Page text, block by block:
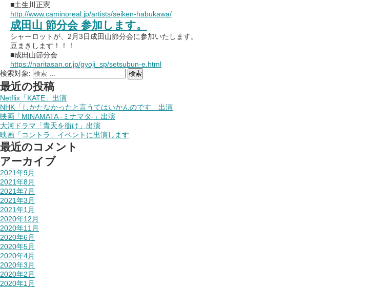
■土生川正憲
http://www.caminoreal.jp/artists/seiken-habukawa/
成田山 節分会 参加します。
シャーロットが、2月3日成田山節分会に参加いたします。
豆まきします！！！
■成田山節分会
https://naritasan.or.jp/gyoji_sp/setsubun-e.html
検索対象:
検索
最近の投稿
Netflix「KATE」出演
NHK「しかたなかったと言うてはいかんのです」出演
映画「MINAMATA -ミナマタ-」出演
大河ドラマ「青天を衝け」出演
映画「コントラ」イベントに出演します
最近のコメント
アーカイブ
2021年9月
2021年8月
2021年7月
2021年3月
2021年1月
2020年12月
2020年11月
2020年6月
2020年5月
2020年4月
2020年3月
2020年2月
2020年1月